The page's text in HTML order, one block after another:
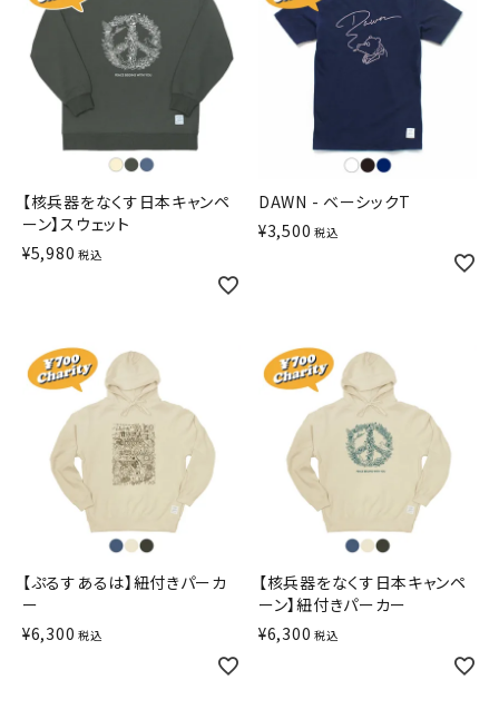
【核兵器をなくす日本キャンペ
ーン】スウェット
¥5,980 税込
DAWN - ベーシックT
¥3,500 税込
【ぷるすあるは】紐付きパーカ
ー
¥6,300 税込
【核兵器をなくす日本キャンペ
ーン】紐付きパーカー
¥6,300 税込